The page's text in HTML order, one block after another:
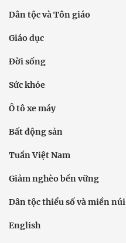
Dân tộc và Tôn giáo
Giáo dục
Đời sống
Sức khỏe
Ô tô xe máy
Bất động sản
Tuần Việt Nam
Giảm nghèo bền vững
Dân tộc thiểu số và miền núi
English